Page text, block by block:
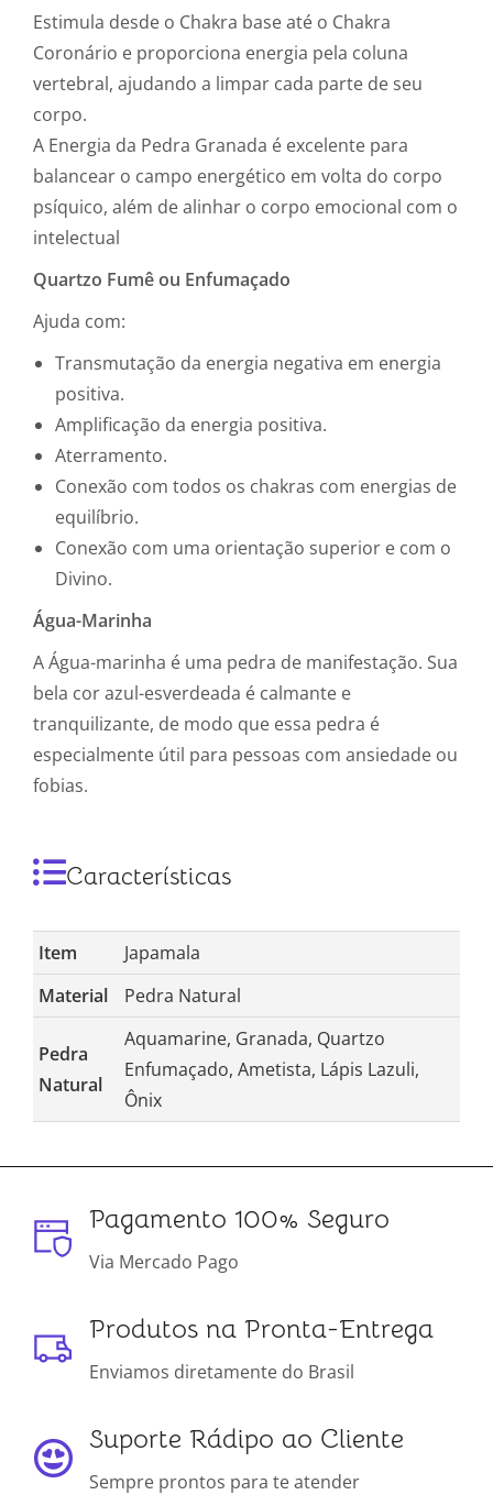
Estimula desde o Chakra base até o Chakra
Coronário e proporciona energia pela coluna
vertebral, ajudando a limpar cada parte de seu
corpo.
A Energia da Pedra Granada é excelente para
balancear o campo energético em volta do corpo
psíquico, além de alinhar o corpo emocional com o
intelectual
Quartzo Fumê ou Enfumaçado
Ajuda com:
Transmutação da energia negativa em energia
positiva.
Amplificação da energia positiva.
Aterramento.
Conexão com todos os chakras com energias de
equilíbrio.
Conexão com uma orientação superior e com o
Divino.
Água-Marinha
A Água-marinha é uma pedra de manifestação. Sua
bela cor azul-esverdeada é calmante e
tranquilizante, de modo que essa pedra é
especialmente útil para pessoas com ansiedade ou
fobias.
Características
Item
Japamala
Material
Pedra Natural
Pedra
Natural
Aquamarine, Granada, Quartzo
Enfumaçado, Ametista, Lápis Lazuli,
Ônix
Pagamento 100% Seguro
Via Mercado Pago
Produtos na Pronta-Entrega
Enviamos diretamente do Brasil
Suporte Rádipo ao Cliente
Sempre prontos para te atender